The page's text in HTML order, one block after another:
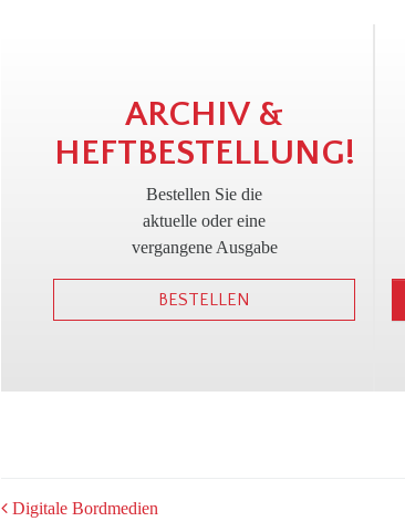
!
ARCHIV &
HEFTBESTELLUNG!
Bestellen Sie die
aktuelle oder eine
vergangene Ausgabe
BESTELLEN
POST
Digitale Bordmedien